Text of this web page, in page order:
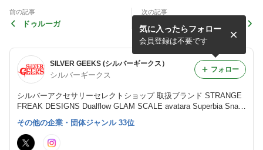
前の記事
ドゥルーガ
次の記事
SILVER GEEKS (シルバーギークス）
シルバーギークス
シルバーアクセサリーセレクトショップ 取扱ブランド STRANGE
FREAK DESIGNS Dualflow GLAM SCALE avatara Superbia Snak
e Pit Leather Works
気に入ったらフォロー
会員登録は不要です
フォロー
その他の企業・団体ジャンル 33位